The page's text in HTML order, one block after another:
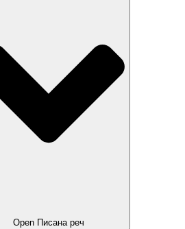
Open Писана реч